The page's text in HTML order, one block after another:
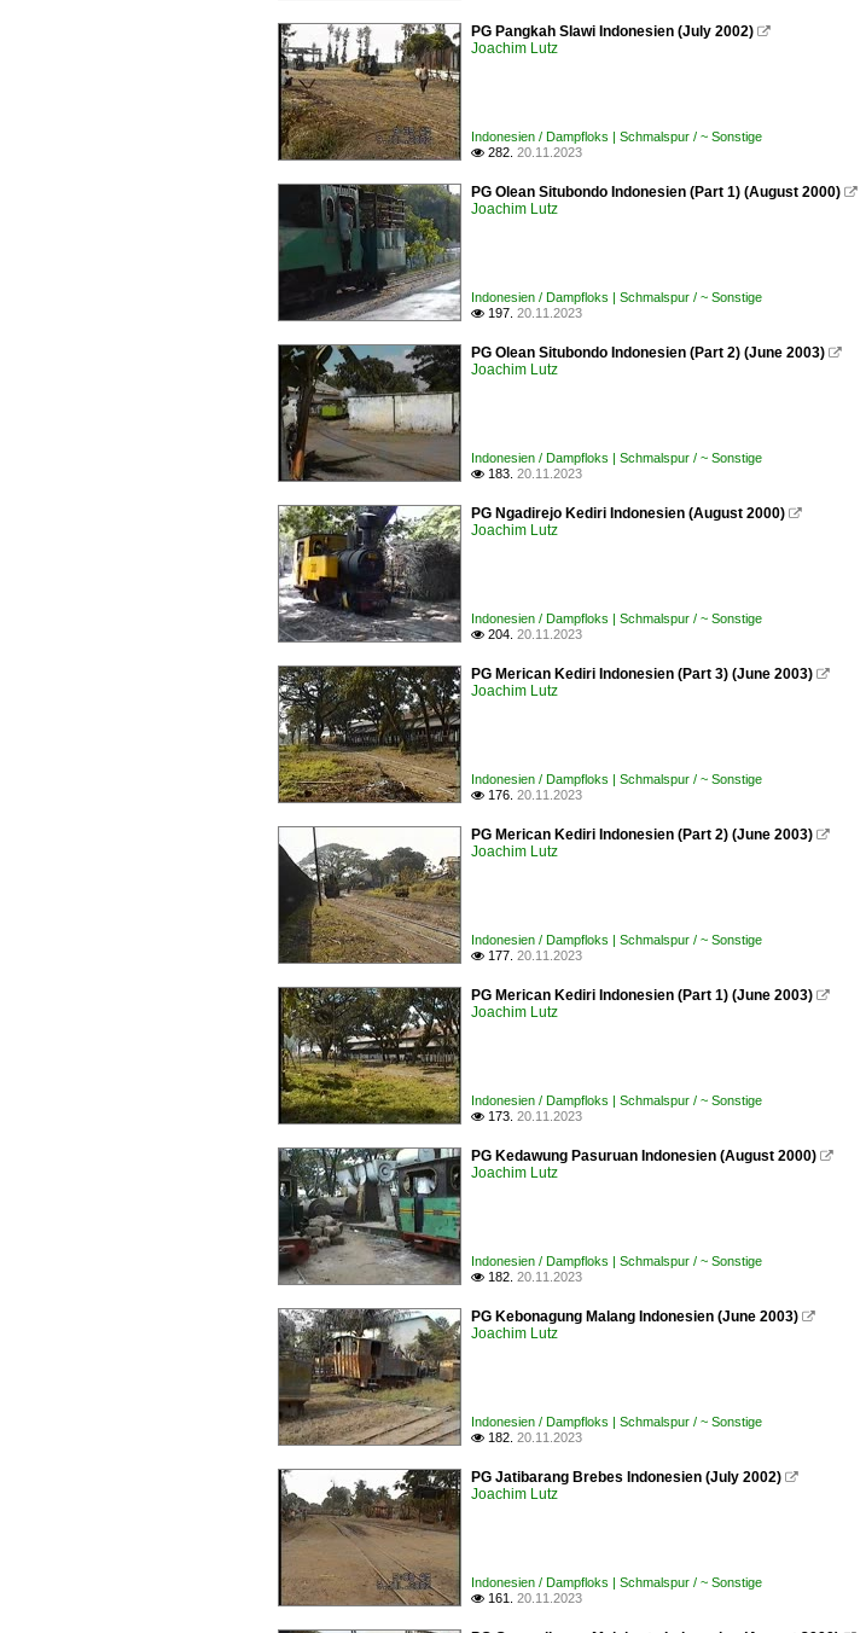
PG Pangkah Slawi Indonesien (July 2002) 
Joachim Lutz
Indonesien / Dampfloks | Schmalspur / ~ Sonstige
 282. 20.11.2023
PG Olean Situbondo Indonesien (Part 1) (August 2000) 
Joachim Lutz
Indonesien / Dampfloks | Schmalspur / ~ Sonstige
 197. 20.11.2023
PG Olean Situbondo Indonesien (Part 2) (June 2003) 
Joachim Lutz
Indonesien / Dampfloks | Schmalspur / ~ Sonstige
 183. 20.11.2023
PG Ngadirejo Kediri Indonesien (August 2000) 
Joachim Lutz
Indonesien / Dampfloks | Schmalspur / ~ Sonstige
 204. 20.11.2023
PG Merican Kediri Indonesien (Part 3) (June 2003) 
Joachim Lutz
Indonesien / Dampfloks | Schmalspur / ~ Sonstige
 176. 20.11.2023
PG Merican Kediri Indonesien (Part 2) (June 2003) 
Joachim Lutz
Indonesien / Dampfloks | Schmalspur / ~ Sonstige
 177. 20.11.2023
PG Merican Kediri Indonesien (Part 1) (June 2003) 
Joachim Lutz
Indonesien / Dampfloks | Schmalspur / ~ Sonstige
 173. 20.11.2023
PG Kedawung Pasuruan Indonesien (August 2000) 
Joachim Lutz
Indonesien / Dampfloks | Schmalspur / ~ Sonstige
 182. 20.11.2023
PG Kebonagung Malang Indonesien (June 2003) 
Joachim Lutz
Indonesien / Dampfloks | Schmalspur / ~ Sonstige
 182. 20.11.2023
PG Jatibarang Brebes Indonesien (July 2002) 
Joachim Lutz
Indonesien / Dampfloks | Schmalspur / ~ Sonstige
 161. 20.11.2023